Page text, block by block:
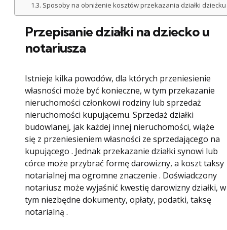
Sposoby na obniżenie kosztów przekazania działki dziecku
Przepisanie działki na dziecko u
notariusza
Istnieje kilka powodów, dla których przeniesienie
własności może być konieczne, w tym przekazanie
nieruchomości członkowi rodziny lub sprzedaż
nieruchomości kupującemu. Sprzedaż działki
budowlanej, jak każdej innej nieruchomości, wiąże
się z przeniesieniem własności ze sprzedającego na
kupującego . Jednak przekazanie działki synowi lub
córce może przybrać formę darowizny, a koszt taksy
notarialnej ma ogromne znaczenie . Doświadczony
notariusz może wyjaśnić kwestię darowizny działki, w
tym niezbędne dokumenty, opłaty, podatki, taksę
notarialną .